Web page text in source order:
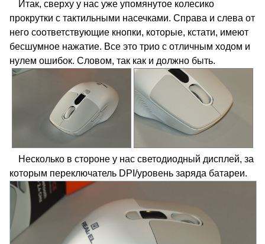
Итак, сверху у нас уже упомянутое колесико
прокрутки с тактильными насечками. Справа и слева от
него соответствующие кнопки, которые, кстати, имеют
бесшумное нажатие. Все это трио с отличным ходом и
нулем ошибок. Словом, так как и должно быть.
Несколько в стороне у нас светодиодный дисплей, за
которым переключатель DPI/уровень заряда батареи.